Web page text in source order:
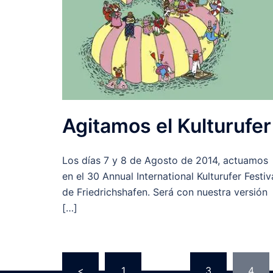
Agitamos el Kulturufer
Los días 7 y 8 de Agosto de 2014, actuamos
en el 30 Annual International Kulturufer
de Friedrichshafen. Será con nuestra versión
[…]
< 1 … 3 4